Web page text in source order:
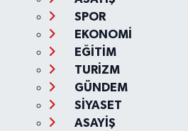
SPOR
EKONOMİ
EĞİTİM
TURİZM
GÜNDEM
SİYASET
ASAYİŞ